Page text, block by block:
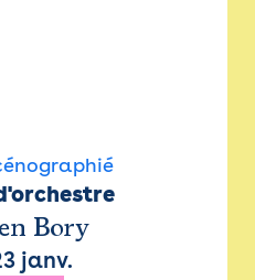
Bory
janv.